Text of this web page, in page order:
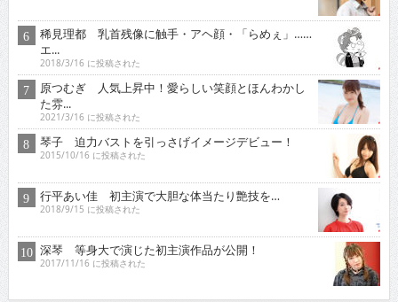
稀見理都 乳首残像に触手・アヘ顔・「らめぇ」……
エ...
2018/3/16 に投稿された
原つむぎ 人気上昇中！愛らしい笑顔とほんわかし
た雰...
2021/3/16 に投稿された
琴子 迫力バストを引っさげイメージデビュー！
2015/10/16 に投稿された
行平あい佳 初主演で大胆な体当たり艶技を…
2018/9/15 に投稿された
深琴 等身大で演じた初主演作品が公開！
2017/11/16 に投稿された